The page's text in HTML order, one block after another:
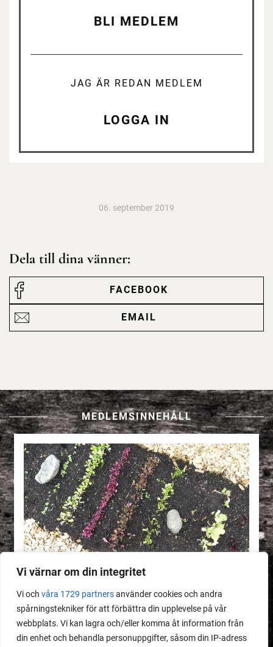
Vi värnar om din integritet
Vi och våra 1729 partnersanvänder cookies och andra
spårningstekniker för att förbättra din upplevelse på vår
webbplats. Vi kan lagra och/eller komma åt information från
din enhet och behandla personuppgifter, såsom din IP-adress
BLI MEDLEM
JAG ÄR REDAN MEDLEM
LOGGA IN
06. september 2019
Dela till dina vänner:
FACEBOOK
EMAIL
MEDLEMSINNEHÅLL
MEDLEMSINNEHÅLL